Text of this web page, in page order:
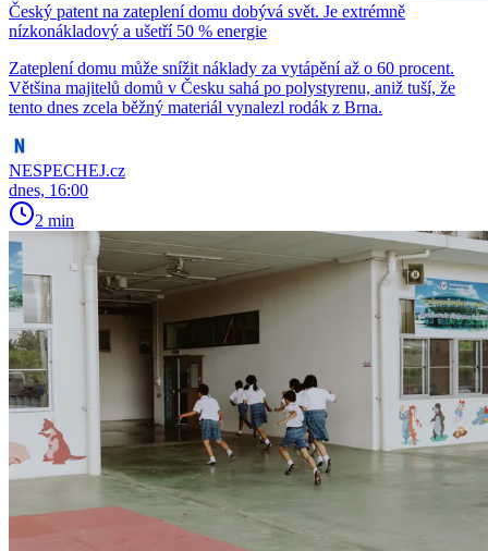
Český patent na zateplení domu dobývá svět. Je extrémně
nízkonákladový a ušetří 50 % energie
Zateplení domu může snížit náklady za vytápění až o 60 procent.
Většina majitelů domů v Česku sahá po polystyrenu, aniž tuší, že
tento dnes zcela běžný materiál vynalezl rodák z Brna.
NESPECHEJ.cz
dnes, 16:00
2 min